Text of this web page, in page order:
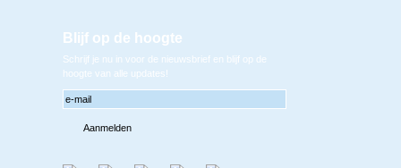
Blijf op de hoogte
Schrijf je nu in voor de nieuwsbrief en blijf op de
hoogte van alle updates!